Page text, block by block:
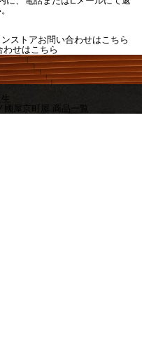
ストアお問い合わせはこちら
わせはこちら
國屋京町屋 商品一覧